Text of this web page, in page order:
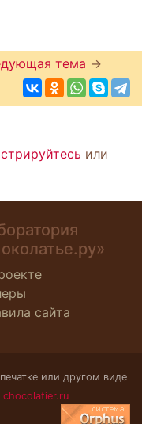
тема →
или
сайта
или другом виде
chocolatier.ru